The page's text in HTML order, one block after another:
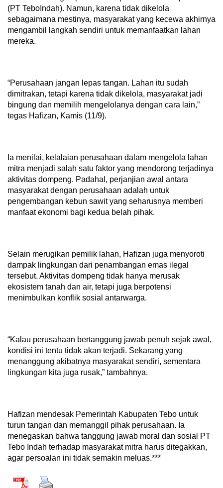
(PT TeboIndah). Namun, karena tidak dikelola
sebagaimana mestinya, masyarakat yang kecewa akhirnya
mengambil langkah sendiri untuk memanfaatkan lahan
mereka.
“Perusahaan jangan lepas tangan. Lahan itu sudah
dimitrakan, tetapi karena tidak dikelola, masyarakat jadi
bingung dan memilih mengelolanya dengan cara lain,”
tegas Hafizan, Kamis (11/9).
Ia menilai, kelalaian perusahaan dalam mengelola lahan
mitra menjadi salah satu faktor yang mendorong terjadinya
aktivitas dompeng. Padahal, perjanjian awal antara
masyarakat dengan perusahaan adalah untuk
pengembangan kebun sawit yang seharusnya memberi
manfaat ekonomi bagi kedua belah pihak.
Selain merugikan pemilik lahan, Hafizan juga menyoroti
dampak lingkungan dari penambangan emas ilegal
tersebut. Aktivitas dompeng tidak hanya merusak
ekosistem tanah dan air, tetapi juga berpotensi
menimbulkan konflik sosial antarwarga.
“Kalau perusahaan bertanggung jawab penuh sejak awal,
kondisi ini tentu tidak akan terjadi. Sekarang yang
menanggung akibatnya masyarakat sendiri, sementara
lingkungan kita juga rusak,” tambahnya.
Hafizan mendesak Pemerintah Kabupaten Tebo untuk
turun tangan dan memanggil pihak perusahaan. Ia
menegaskan bahwa tanggung jawab moral dan sosial PT
Tebo Indah terhadap masyarakat mitra harus ditegakkan,
agar persoalan ini tidak semakin meluas.***